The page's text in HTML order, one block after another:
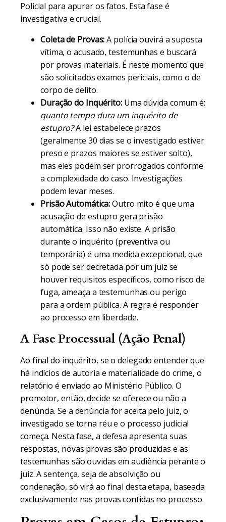
Policial para apurar os fatos. Esta fase é
investigativa e crucial.
Coleta de Provas:A polícia ouvirá a suposta
vítima, o acusado, testemunhas e buscará
por provas materiais. É neste momento que
são solicitados exames periciais, como o de
corpo de delito.
Duração do Inquérito:Uma dúvida comum é:
quanto tempo dura um inquérito de
estupro?A lei estabelece prazos
(geralmente 30 dias se o investigado estiver
preso e prazos maiores se estiver solto),
mas eles podem ser prorrogados conforme
a complexidade do caso. Investigações
podem levar meses.
Prisão Automática:Outro mito é que uma
acusação de estupro gera prisão
automática. Isso não existe. A prisão
durante o inquérito (preventiva ou
temporária) é uma medida excepcional, que
só pode ser decretada por um juiz se
houver requisitos específicos, como risco de
fuga, ameaça a testemunhas ou perigo
para a ordem pública. A regra é responder
ao processo em liberdade.
A Fase Processual (Ação Penal)
Ao final do inquérito, se o delegado entender que
há indícios de autoria e materialidade do crime, o
relatório é enviado ao Ministério Público. O
promotor, então, decide se oferece ou não a
denúncia. Se a denúncia for aceita pelo juiz, o
investigado se torna réu e o processo judicial
começa. Nesta fase, a defesa apresenta suas
respostas, novas provas são produzidas e as
testemunhas são ouvidas em audiência perante o
juiz. A sentença, seja de absolvição ou
condenação, só virá ao final desta etapa, baseada
exclusivamente nas provas contidas no processo.